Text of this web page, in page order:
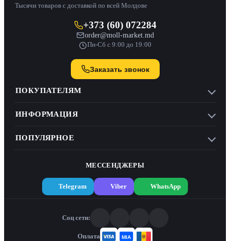
Тысячи товаров с доставкой по всей Молдове
+373 (60) 072284
order@moll-market.md
Пн-Сб с 9:00 до 19:00
Заказать звонок
ПОКУПАТЕЛЯМ
ИНФОРМАЦИЯ
ПОПУЛЯРНОЕ
МЕССЕНДЖЕРЫ
Telegram Viber WhatsApp
Соц сети:
Оплата